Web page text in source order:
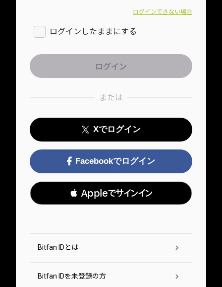
ログインできない場合
ログインしたままにする
または
Xでログイン
Facebookでログイン
 Appleでサインイン
Bitfan IDとは
Bitfan IDを未登録の方